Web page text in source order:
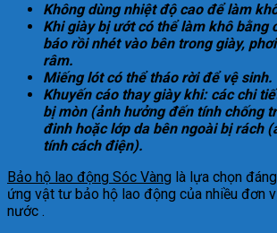
Không dùng nhiệt độ cao để làm
Khi giày bị ướt có thể làm khô bằng
báo rồi nhét vào bên trong giày,
râm.
Miếng lót có thể tháo rời để vệ sinh.
Khuyến cáo thay giày khi: các chi
bị mòn (ảnh hưởng đến tính chống
đinh hoặc lớp da bên ngoài bị rách
tính cách điện).
Bảo hộ lao động Sóc Vàng là lựa chọn
ứng vật tư bảo hộ lao động của nhiều đơn
nước .